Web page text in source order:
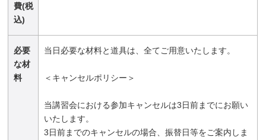
費(税
込)
必要
な材
料
当日必要な材料と道具は、全てご用意いたします。
＜キャンセルポリシー＞
当講習会における参加キャンセルは3日前までにお願い
いたします。
3日前までのキャンセルの場合、振替日等をご案内しま